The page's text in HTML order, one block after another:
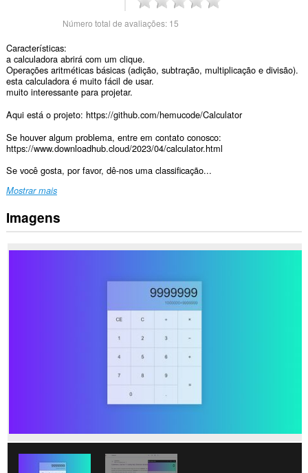
Número total de avaliações: 15
Características:
a calculadora abrirá com um clique.
Operações aritméticas básicas (adição, subtração, multiplicação e divisão).
esta calculadora é muito fácil de usar.
muito interessante para projetar.
Aqui está o projeto: https://github.com/hemucode/Calculator
Se houver algum problema, entre em contato conosco:
https://www.downloadhub.cloud/2023/04/calculator.html
Se você gosta, por favor, dê-nos uma classificação...
Mostrar mais
Imagens